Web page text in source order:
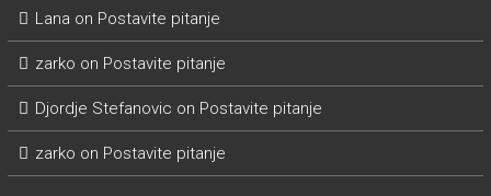
Lana on Postavite pitanje
zarko on Postavite pitanje
Djordje Stefanovic on Postavite pitanje
zarko on Postavite pitanje